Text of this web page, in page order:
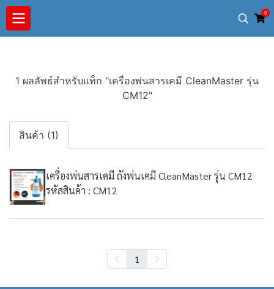
0
1 ผลลัพธ์สำหรับแท็ก "เครื่องพ่นสารเคมี CleanMaster รุ่น
CM12"
สินค้า (1)
เครื่องพ่นสารเคมี ถังพ่นเคมี CleanMaster รุ่น CM12
รหัสสินค้า : CM12
1